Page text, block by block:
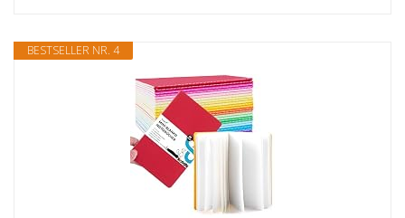
BESTSELLER NR. 4